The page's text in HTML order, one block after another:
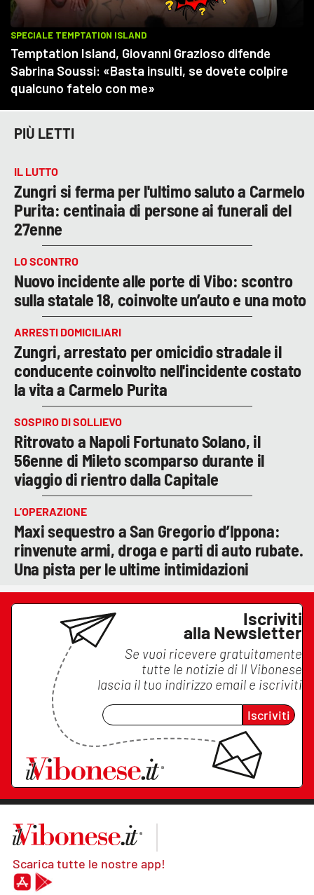
PIÙ LETTI
IL LUTTO
Zungri si ferma per l'ultimo saluto a Carmelo
Purita: centinaia di persone ai funerali del
27enne
LO SCONTRO
Nuovo incidente alle porte di Vibo: scontro
sulla statale 18, coinvolte un’auto e una moto
ARRESTI DOMICILIARI
Zungri, arrestato per omicidio stradale il
conducente coinvolto nell'incidente costato
la vita a Carmelo Purita
SOSPIRO DI SOLLIEVO
Ritrovato a Napoli Fortunato Solano, il
56enne di Mileto scomparso durante il
viaggio di rientro dalla Capitale
L’OPERAZIONE
Maxi sequestro a San Gregorio d’Ippona:
rinvenute armi, droga e parti di auto rubate.
Una pista per le ultime intimidazioni
Iscriviti
alla Newsletter
Se vuoi ricevere gratuitamente
tutte le notizie di Il Vibonese
lascia il tuo indirizzo email e iscriviti
Iscriviti
Scarica tutte le nostre app!